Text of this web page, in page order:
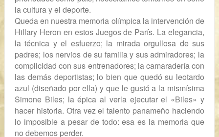
la cultura y el deporte.
Queda en nuestra memoria olímpica la intervención de
Hillary Heron en estos Juegos de París. La elegancia,
la técnica y el esfuerzo; la mirada orgullosa de sus
padres; los nervios de su familia y sus admiradores; la
complicidad con sus entrenadores; la camaradería con
las demás deportistas; lo bien que quedó su leotardo
azul (diseñado por ella) y que le gustó a la mismísima
Simone Biles; la épica al verla ejecutar el «Biles» y
hacer historia. Otra vez el talento panameño haciendo
lo imposible a pesar de todo: esa es la memoria que
no debemos perder.